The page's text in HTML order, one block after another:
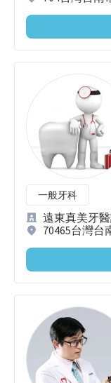
一般牙科
遠東真美牙
70465台灣台